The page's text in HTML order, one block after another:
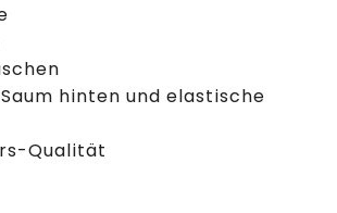
hinten und elastische
Qualität